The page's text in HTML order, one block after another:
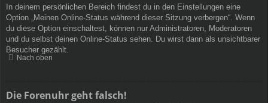
In deinem persönlichen Bereich findest du in den Einstellungen eine
Option „Meinen Online-Status während dieser Sitzung verbergen“. Wenn
du diese Option einschaltest, können nur Administratoren, Moderatoren
und du selbst deinen Online-Status sehen. Du wirst dann als unsichtbarer
Besucher gezählt.
Nach oben
Die Forenuhr geht falsch!